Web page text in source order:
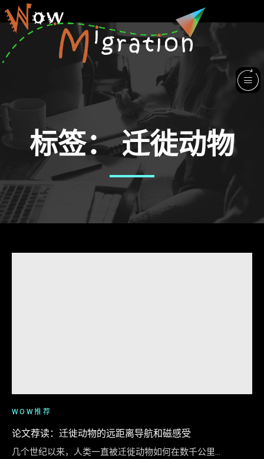
标签：迁徙动物
WOW推荐
论文荐读：迁徙动物的远距离导航和磁感受
几个世纪以来，人类一直被迁徙动物如何在数千公里…